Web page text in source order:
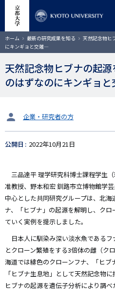
コ
ン
テ
ン
ツ
に
サイト内検索
ホーム 最新の研究成果を知る
天然記念物ヒ
にキンギョと交雑―
天然記念物ヒブナの起
のはずなのにキンギョ
タ
ッ
企業・研究者の方
公開日 2022年10月21日
三品達平 理学研究科博士課程学生
准教授、野本和宏 釧路市立博物館学
中心とした共同研究グループは、北
ナ、「ヒブナ」の起源を解明し、ク
ていく実例を提示しました。
日本人に馴染み深い淡水魚である
とクローン繁殖をする3倍体の雌（ク
海道では緋色のクローンフナ、「ヒ
「ヒブナ生息地」として天然記念物
ヒブナの起源を遺伝子分析により調